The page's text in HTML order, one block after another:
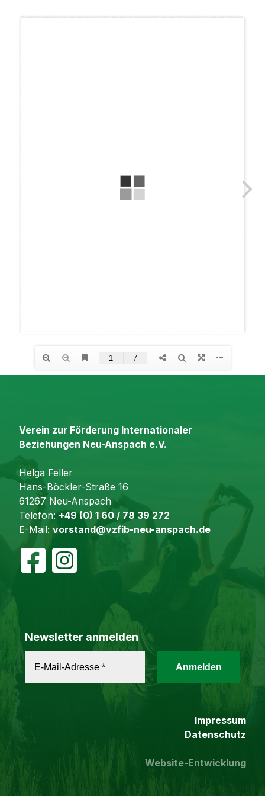
Verein zur Förderung Internationaler
Beziehungen Neu-Anspach e.V.
Helga Feller
Hans-Böckler-Straße 16
61267 Neu-Anspach
Telefon: +49 (0) 1 60 / 78 39 272
E-Mail: vorstand@vzfib-neu-anspach.de
Newsletter anmelden
Impressum
Datenschutz
Website-Entwicklung